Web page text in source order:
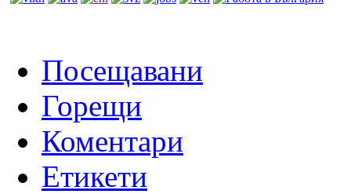
Посещавани
Горещи
Коментари
Етикети